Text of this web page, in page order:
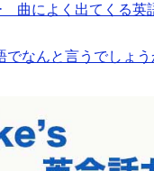
曲によく出てくる英
でなんと言うでしょう